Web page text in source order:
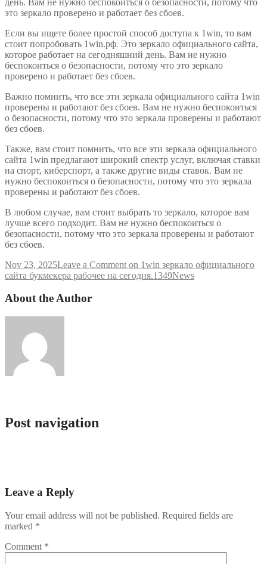
это зеркало проверено и работает без сбоев.
Если вы ищете более простой способ доступа к 1win, то вам
стоит попробовать 1win.рф. Это зеркало официального сайта,
которое работает на сегодняшний день. Вам не нужно
беспокоиться о безопасности, потому что это зеркало
проверено и работает без сбоев.
Важно помнить, что все эти зеркала официального сайта 1win
проверены и работают без сбоев. Вам не нужно беспокоиться
о безопасности, потому что это зеркала проверены и работают
без сбоев.
Также, вам стоит помнить, что все эти зеркала официального
сайта 1win предлагают широкий спектр услуг, включая ставки
на спорт, киберспорт, а также другие виды ставок. Вам не
нужно беспокоиться о безопасности, потому что это зеркала
проверены и работают без сбоев.
В любом случае, вам стоит выбрать то зеркало, которое вам
лучше всего подходит. Вам не нужно беспокоиться о
безопасности, потому что это зеркала проверены и работают
без сбоев.
Nov 23, 2025Leave a Comment on 1win зеркало официального
сайта букмекера рабочее на сегодня.1349News
About the Author
Post navigation
Leave a Reply
Your email address will not be published. Required fields are
marked *
Comment *